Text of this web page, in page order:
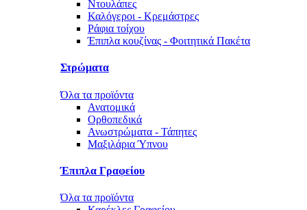
Ντουλάπες
Καλόγεροι - Κρεμάστρες
Ράφια τοίχου
Έπιπλα κουζίνας - Φοιτητικά Πακέτα
Στρώματα
Όλα τα προϊόντα
Ανατομικά
Ορθοπεδικά
Ανωστρώματα - Τάπητες
Μαξιλάρια Ύπνου
Έπιπλα Γραφείου
Όλα τα προϊόντα